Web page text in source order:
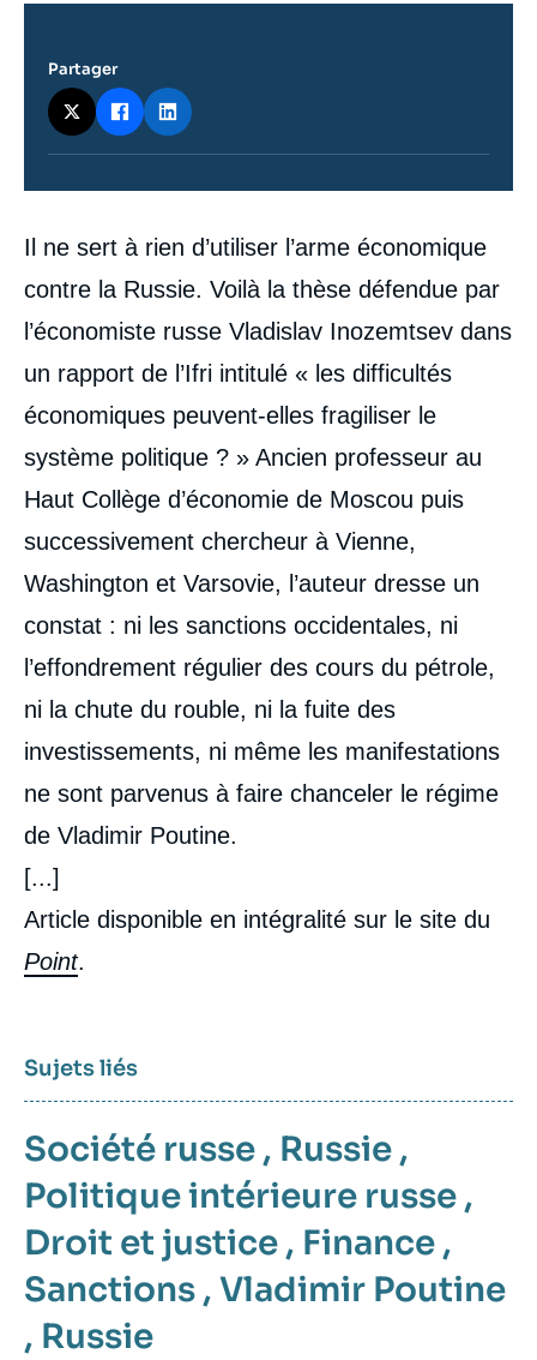
Contenu
intervention
médiatique
Il ne sert à rien d’utiliser l’arme économique
contre la Russie. Voilà la thèse défendue par
l’économiste russe Vladislav Inozemtsev dans
un rapport de l’Ifri intitulé « les difficultés
économiques peuvent-elles fragiliser le
système politique ? » Ancien professeur au
Haut Collège d’économie de Moscou puis
successivement chercheur à Vienne,
Washington et Varsovie, l’auteur dresse un
constat : ni les sanctions occidentales, ni
l’effondrement régulier des cours du pétrole,
ni la chute du rouble, ni la fuite des
investissements, ni même les manifestations
ne sont parvenus à faire chanceler le régime
de Vladimir Poutine.
[...]
Article disponible en intégralité sur le site du
Point.
Partager
Sujets liés
Société russe , Russie ,
Politique intérieure russe ,
Droit et justice , Finance ,
Sanctions , Vladimir Poutine
, Russie